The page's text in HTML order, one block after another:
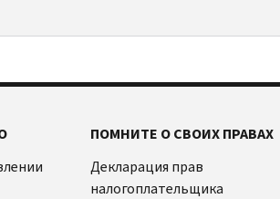
ПОМНИТЕ О СВОИХ ПРАВАХ
Декларация прав
налогоплательщика